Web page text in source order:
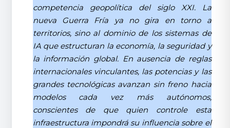
competencia geopolítica del siglo XXI. La
nueva Guerra Fría ya no gira en torno a
territorios, sino al dominio de los sistemas de
IA que estructuran la economía, la seguridad y
la información global. En ausencia de reglas
internacionales vinculantes, las potencias y las
grandes tecnológicas avanzan sin freno hacia
modelos cada vez más autónomos,
conscientes de que quien controle esta
infraestructura impondrá su influencia sobre el